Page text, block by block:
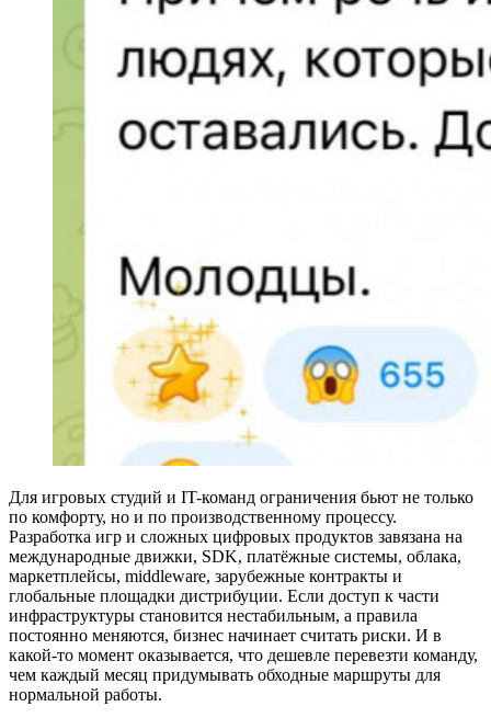
Для игровых студий и IT-команд ограничения бьют не только
по комфорту, но и по производственному процессу.
Разработка игр и сложных цифровых продуктов завязана на
международные движки, SDK, платёжные системы, облака,
маркетплейсы, middleware, зарубежные контракты и
глобальные площадки дистрибуции. Если доступ к части
инфраструктуры становится нестабильным, а правила
постоянно меняются, бизнес начинает считать риски. И в
какой-то момент оказывается, что дешевле перевезти команду,
чем каждый месяц придумывать обходные маршруты для
нормальной работы.